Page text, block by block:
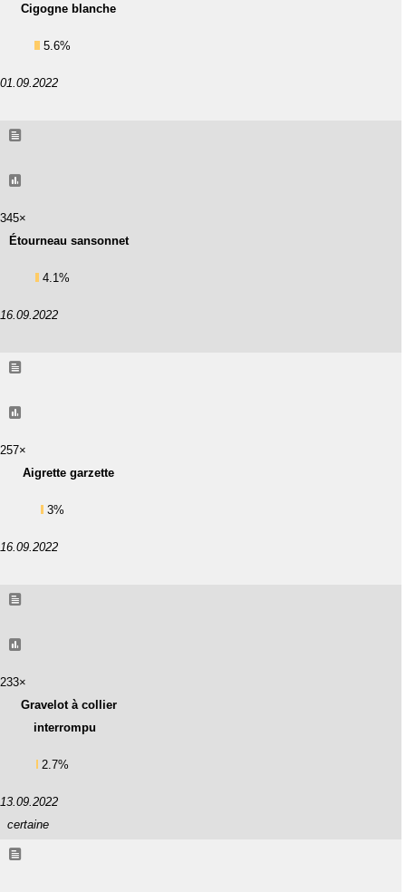
Cigogne blanche
5.6%
01.09.2022
345×
Étourneau sansonnet
4.1%
16.09.2022
257×
Aigrette garzette
3%
16.09.2022
233×
Gravelot à collier
interrompu
2.7%
13.09.2022
certaine